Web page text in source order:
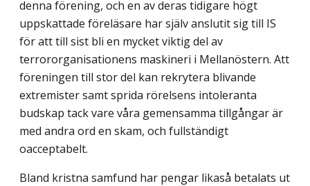
denna förening, och en av deras tidigare högt
uppskattade föreläsare har själv anslutit sig till IS
för att till sist bli en mycket viktig del av
terrororganisationens maskineri i Mellanöstern. Att
föreningen till stor del kan rekrytera blivande
extremister samt sprida rörelsens intoleranta
budskap tack vare våra gemensamma tillgångar är
med andra ord en skam, och fullständigt
oacceptabelt.
Bland kristna samfund har pengar likaså betalats ut